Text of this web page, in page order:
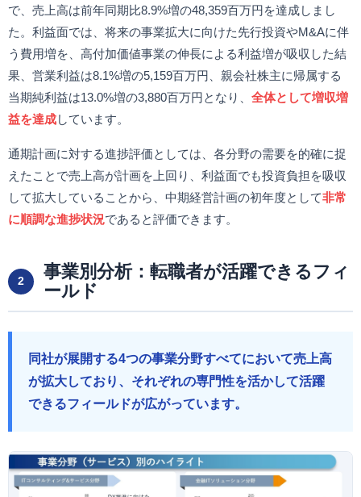
で、売上高は前年同期比8.9%増の48,359百万円を達成しまし
た。利益面では、将来の事業拡大に向けた先行投資やM&Aに伴
う費用増を、高付加価値事業の伸長による利益増が吸収した結
果、営業利益は8.1%増の5,159百万円、親会社株主に帰属する
当期純利益は13.0%増の3,880百万円となり、 全体として増収増
益を達成しています。
通期計画に対する進捗評価としては、各分野の需要を的確に捉
えたことで売上高が計画を上回り、利益面でも投資負担を吸収
して拡大していることから、中期経営計画の初年度として非常
に順調な進捗状況であると評価できます。
2
事業別分析：転職者が活躍できるフィ
ールド
同社が展開する4つの事業分野すべてにおいて売上高
が拡大しており、それぞれの専門性を活かして活躍
できるフィールドが広がっています。